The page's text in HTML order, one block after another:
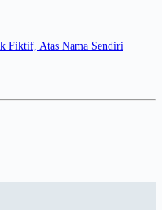
Fiktif, Atas Nama Sendiri